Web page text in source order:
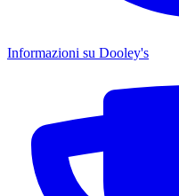
Informazioni su Dooley's